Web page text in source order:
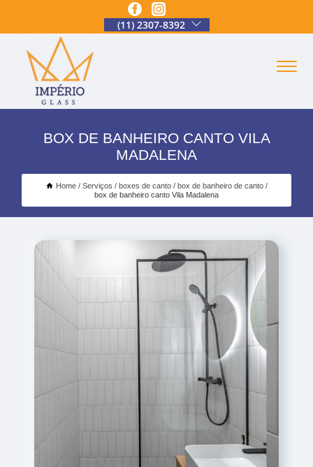
(11) 2307-8392
BOX DE BANHEIRO CANTO VILA
MADALENA
Home Serviços boxes de canto
box de banheiro de canto
box de banheiro canto Vila Madalena